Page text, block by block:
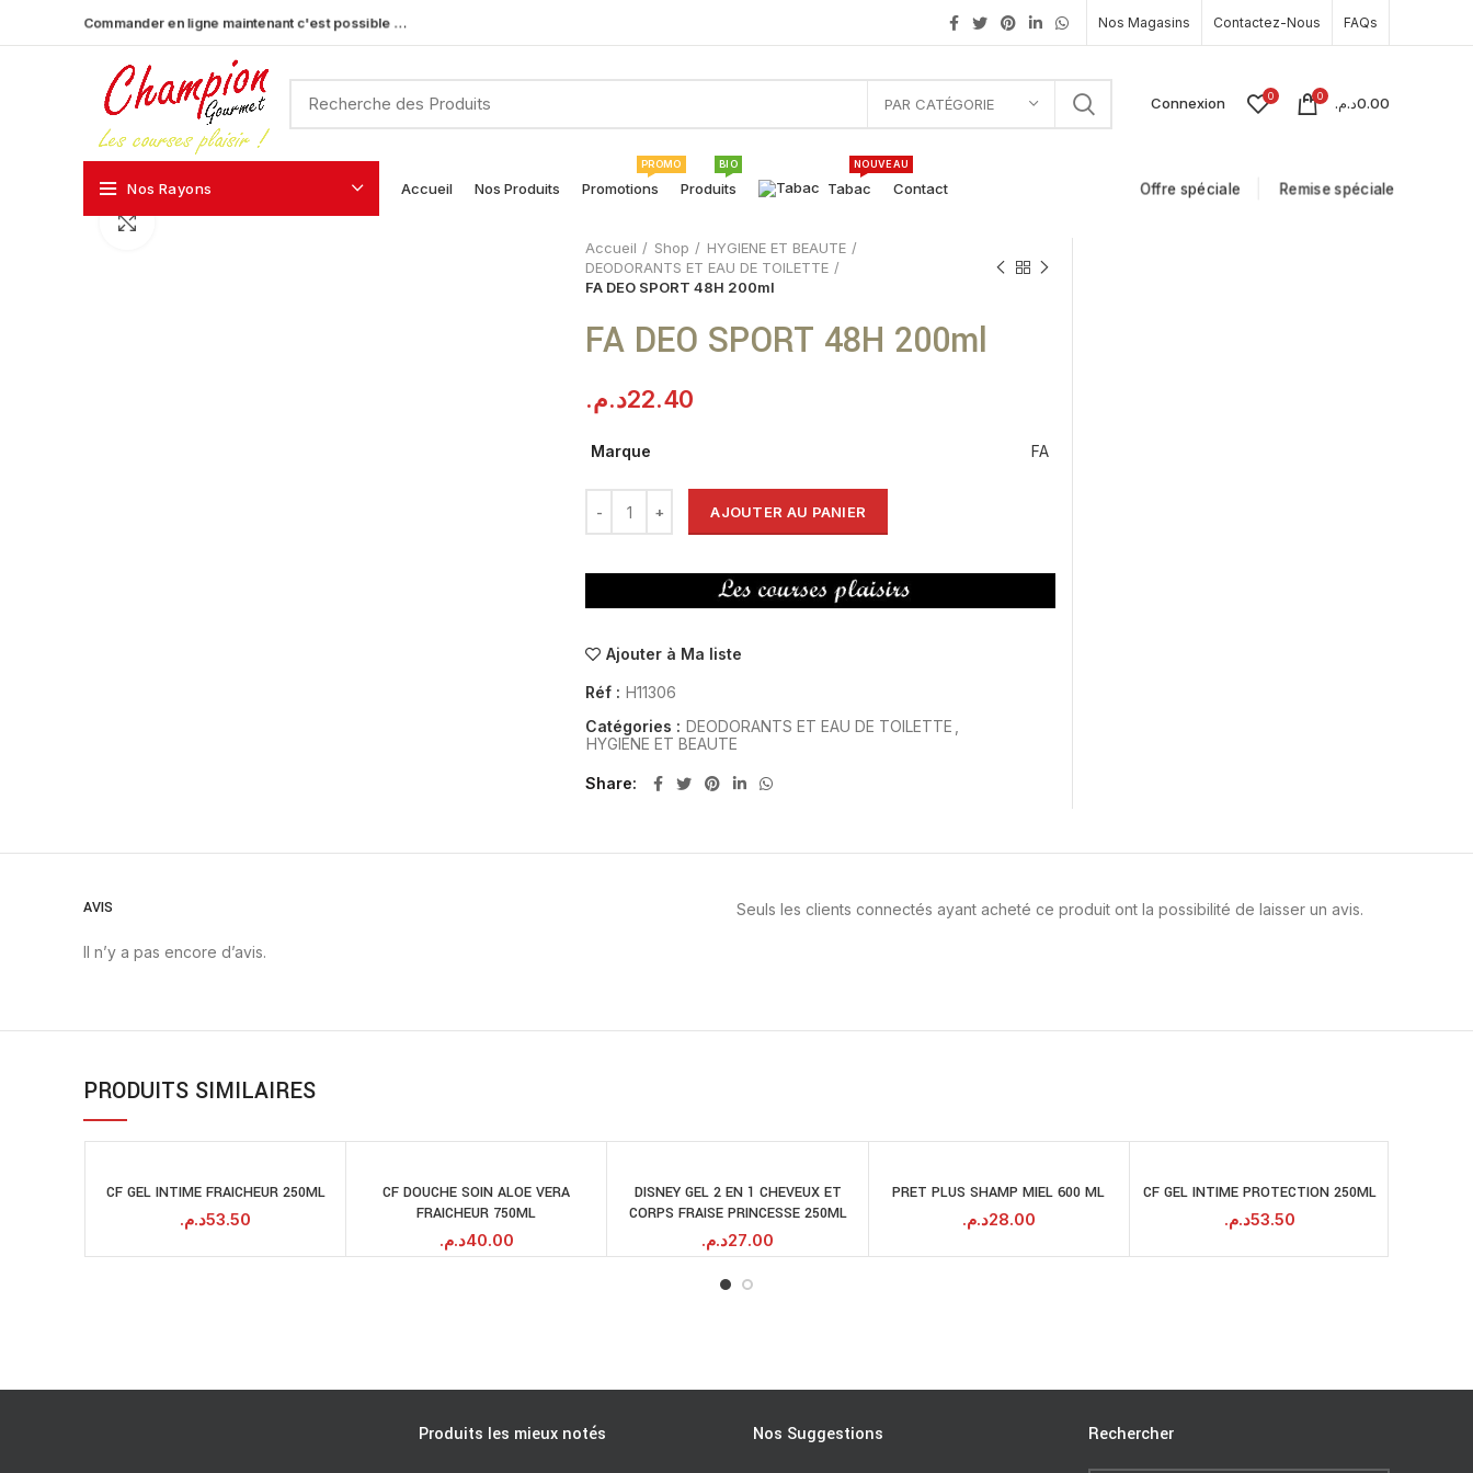
Commander en ligne maintenant c'est possible … Nos Magasins Contactez-Nous FAQs
PAR CATÉGORIE Connexion 0 0 0.00د.م.
Nos Rayons Accueil Nos Produits Promotions
PROMO
Produits
BIO
Tabac
NOUVEAU
Contact Offre spéciale Remise spéciale
Accueil
Shop
HYGIENE ET BEAUTE
DEODORANTS ET EAU DE TOILETTE
FA DEO SPORT 48H 200ml
FA DEO SPORT 48H 200ml
22.40د.م.
Marque FA
AJOUTER AU PANIER
Ajouter à Ma liste
Réf : H11306
Catégories : DEODORANTS ET EAU DE TOILETTE
HYGIENE ET BEAUTE
Share
AVIS
Il n’y a pas encore d’avis.
Seuls les clients connectés ayant acheté ce produit ont la possibilité de laisser un avis.
PRODUITS SIMILAIRES
AJOUTER AU
PANIER
CF GEL INTIME FRAICHEUR 250ML
53.50د.م.
AJOUTER AU
PANIER
CF DOUCHE SOIN ALOE VERA
FRAICHEUR 750ML
40.00د.م.
AJOUTER AU
PANIER
DISNEY GEL 2 EN 1 CHEVEUX ET
CORPS FRAISE PRINCESSE 250ML
27.00د.م.
AJOUTER AU
PANIER
PRET PLUS SHAMP MIEL 600 ML
28.00د.م.
AJOUTER AU
PANIER
CF GEL INTIME PROTECTION 250ML
53.50د.م.
Produits les mieux notés Nos Suggestions Rechercher